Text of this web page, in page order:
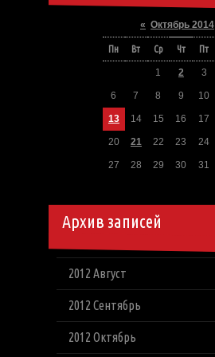
« Октябрь 2014
Пн Вт Ср Чт Пт
1 2 3
6 7 8 9 10
13 14 15 16 17
20 21 22 23 24
27 28 29 30 31
Архив записей
2012 Август
2012 Сентябрь
2012 Октябрь